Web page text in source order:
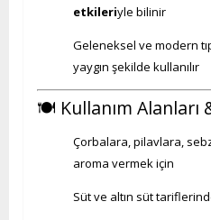
etkileriyle bilinir
Geleneksel ve modern
yaygın şekilde kullanılır
🍽️ Kullanım Alanları
Çorbalara, pilavlara,
aroma vermek için
Süt ve altın süt